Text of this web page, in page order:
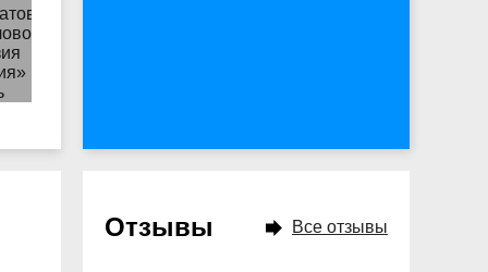
Отзывы Все отзывы